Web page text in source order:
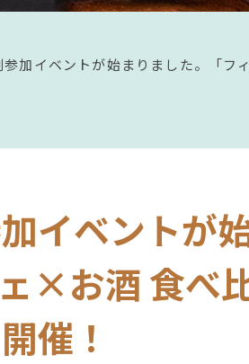
参加イベントが始まりました。「
イベントが
×お酒 食べ
催！